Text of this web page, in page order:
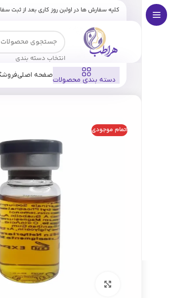
کلیه سفارش ها در اولبن روز کاری بعد از
انتخاب دسته بندی
دسته بندی محصولات
صفحه اصلی
فروشگاه برندها ووگ
اتمام موجودی